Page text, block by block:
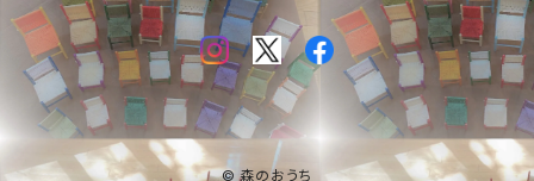
© 森のおうち